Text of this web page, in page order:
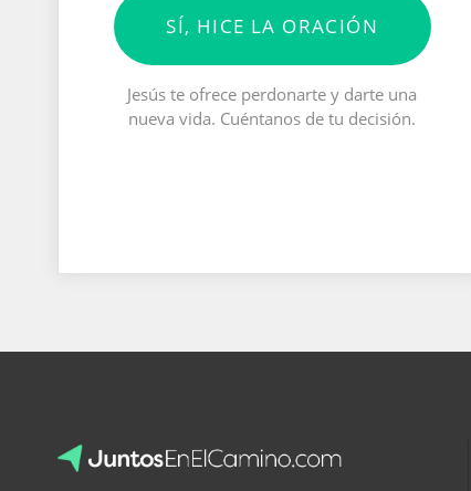
SÍ, HICE LA ORACIÓN
Jesús te ofrece perdonarte y darte una
nueva vida. Cuéntanos de tu decisión.